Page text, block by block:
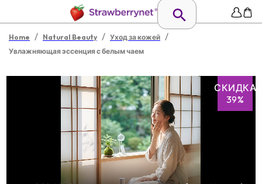
Home / Natural Beauty / Уход за кожей /
Увлажняющая эссенция с белым чаем
СКИДКА
39%